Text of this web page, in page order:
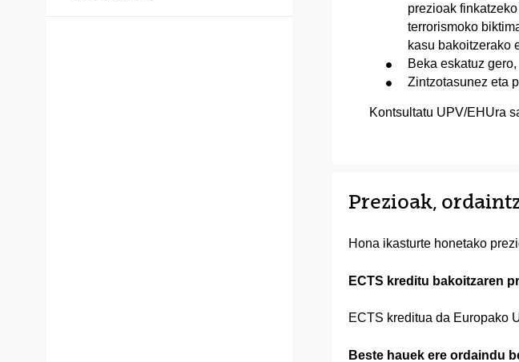
prezioak
terrorismoko
kasu bakoitzerako
Beka eskatuz
Zintzotasunez eta
Kontsultatu UPV/EHUra
Prezioak,
Hona ikasturte honetako
ECTS kreditu bakoitzaren
ECTS kreditua da Europako
Beste hauek ere ordaindu